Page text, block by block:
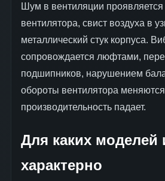
Шум в вентиляции проявляется
вентилятора, свист воздуха в
металлический стук корпуса.
сопровождается люфтами,
подшипников, нарушением
обороты вентилятора
производительность падает.
Для каких моделей
характерно